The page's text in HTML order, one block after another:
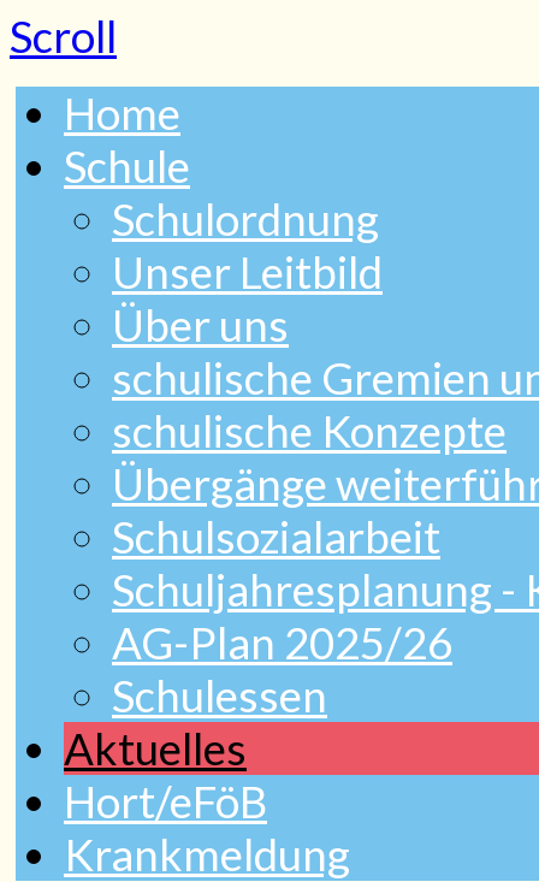
Scroll
Home
Schule
Schulordnung
Unser Leitbild
Über uns
schulische Gremien
schulische Konzepte
Übergänge
Schulsozialarbeit
Schuljahresplanung
AG-Plan 2025/26
Schulessen
Aktuelles
Hort/eFöB
Krankmeldung